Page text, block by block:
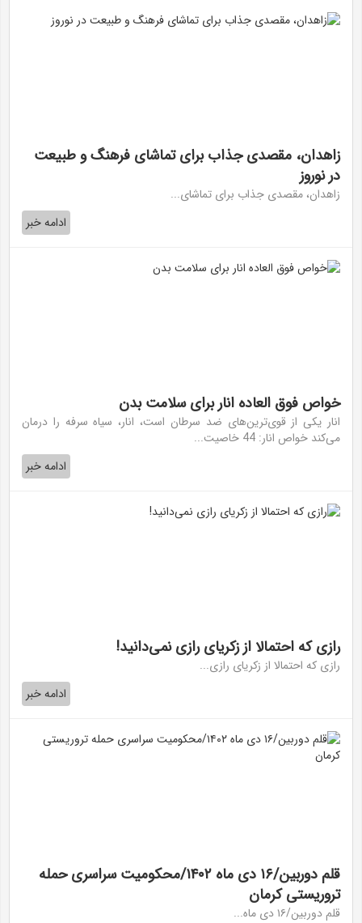
زاهدان، مقصدی جذاب برای تماشای فرهنگ و طبیعت
در نوروز
زاهدان، مقصدی جذاب برای تماشای...
ادامه خبر
خواص فوق العاده انار برای سلامت بدن
انار یکی از قوی‌ترین‌های ضد سرطان است، انار، سیاه سرفه را درمان
می‌کند خواص انار: 44 خاصیت...
ادامه خبر
رازی که احتمالا از زکریای رازی نمی‌دانید!
رازی که احتمالا از زکریای رازی...
ادامه خبر
قلم دوربین/۱۶ دی ماه ۱۴۰۲/محکومیت سراسری حمله
تروریستی کرمان
قلم دوربین/۱۶ دی ماه...